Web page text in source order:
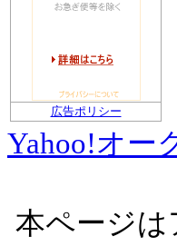
広告ポリシー
Yahoo!オー
本ページ